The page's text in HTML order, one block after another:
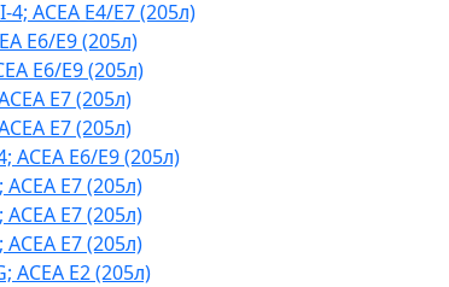
4; ACEA E4/Е7 (205л)
E6/E9 (205л)
E6/E9 (205л)
E7 (205л)
E7 (205л)
ACEA E6/E9 (205л)
E7 (205л)
E7 (205л)
E7 (205л)
ACEA E2 (205л)